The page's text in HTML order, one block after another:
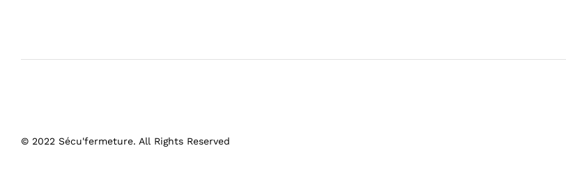
© 2022 Sécu'fermeture. All Rights Reserved